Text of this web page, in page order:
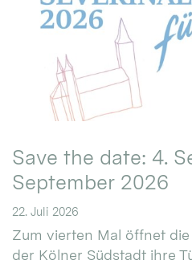
Save the date: 4.
September 2026
22. Juli 2026
Zum vierten Mal öffnet die
der Kölner Südstadt ihre